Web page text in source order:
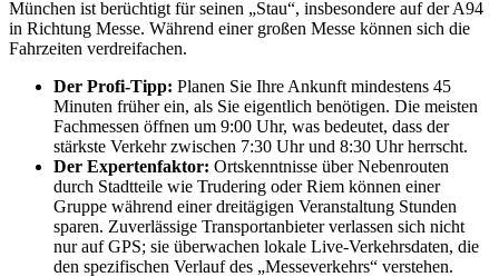
München ist berüchtigt für seinen „Stau“, insbesondere auf der A94
in Richtung Messe. Während einer großen Messe können sich die
Fahrzeiten verdreifachen.
Der Profi-Tipp: Planen Sie Ihre Ankunft mindestens 45
Minuten früher ein, als Sie eigentlich benötigen. Die meisten
Fachmessen öffnen um 9:00 Uhr, was bedeutet, dass der
stärkste Verkehr zwischen 7:30 Uhr und 8:30 Uhr herrscht.
Der Expertenfaktor: Ortskenntnisse über Nebenrouten
durch Stadtteile wie Trudering oder Riem können einer
Gruppe während einer dreitägigen Veranstaltung Stunden
sparen. Zuverlässige Transportanbieter verlassen sich nicht
nur auf GPS; sie überwachen lokale Live-Verkehrsdaten, die
den spezifischen Verlauf des „Messeverkehrs“ verstehen.